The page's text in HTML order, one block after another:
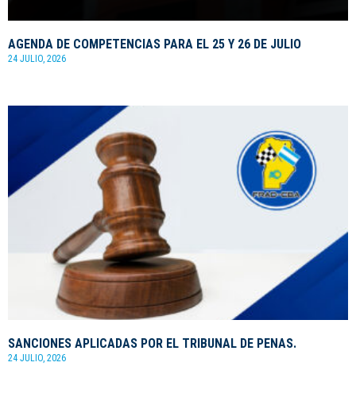
AGENDA DE COMPETENCIAS PARA EL 25 Y 26 DE JULIO
24 JULIO, 2026
SANCIONES APLICADAS POR EL TRIBUNAL DE PENAS.
24 JULIO, 2026